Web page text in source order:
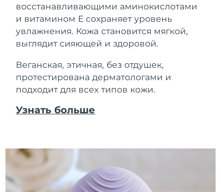
восстанавливающими аминокислотами
и витамином Е сохраняет уровень
увлажнения. Кожа становится мягкой,
выглядит сияющей и здоровой.
Веганская, этичная, без отдушек,
протестирована дерматологами и
подходит для всех типов кожи.
Узнать больше